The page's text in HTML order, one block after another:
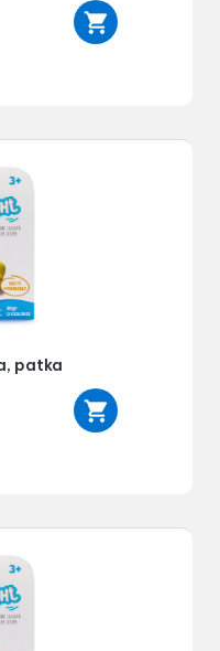
patka